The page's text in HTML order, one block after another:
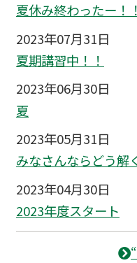
夏休み終わったー！！
2023年07月31日
夏期講習中！！
2023年06月30日
夏
2023年05月31日
みなさんならどう解
2023年04月30日
2023年度スタート